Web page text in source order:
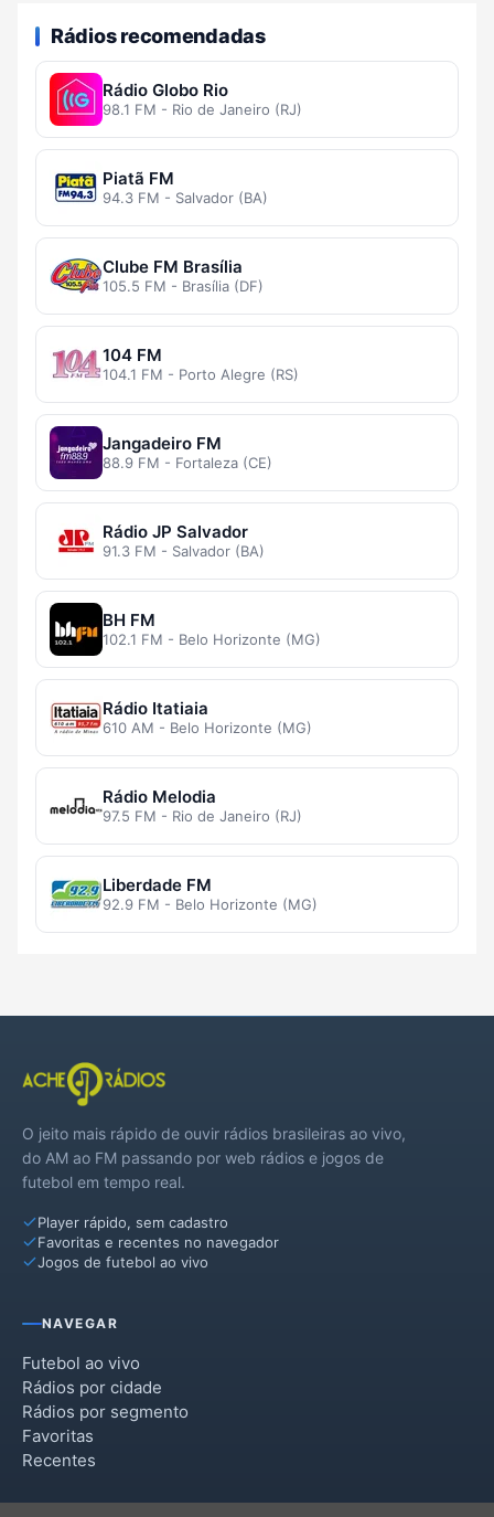
Rádios recomendadas
Rádio Globo Rio
98.1 FM - Rio de Janeiro (RJ)
Piatã FM
94.3 FM - Salvador (BA)
Clube FM Brasília
105.5 FM - Brasília (DF)
104 FM
104.1 FM - Porto Alegre (RS)
Jangadeiro FM
88.9 FM - Fortaleza (CE)
Rádio JP Salvador
91.3 FM - Salvador (BA)
BH FM
102.1 FM - Belo Horizonte (MG)
Rádio Itatiaia
610 AM - Belo Horizonte (MG)
Rádio Melodia
97.5 FM - Rio de Janeiro (RJ)
Liberdade FM
92.9 FM - Belo Horizonte (MG)
O jeito mais rápido de ouvir rádios brasileiras ao vivo,
do AM ao FM passando por web rádios e jogos de
futebol em tempo real.
Player rápido, sem cadastro
Favoritas e recentes no navegador
Jogos de futebol ao vivo
NAVEGAR
Futebol ao vivo
Rádios por cidade
Rádios por segmento
Favoritas
Recentes